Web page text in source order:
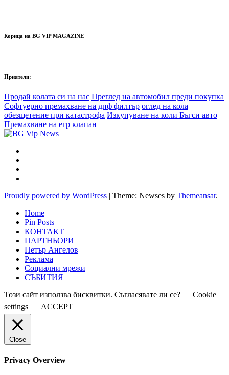
Корица на BG VIP MAGAZINE
Приятели:
Продай колата си на нас Преглед на автомобил преди покупка
Софтуерно премахване на дпф филтър оглед на кола
обезщетение при катастрофа Изкупуване на коли Бъгси авто
Премахване на егр клапан
Proudly powered by WordPress | Theme: Newses by Themeansar.
Home
Pin Posts
КОНТАКТ
ПАРТНЬОРИ
Петър Ангелов
Реклама
Социални мрежи
СЪБИТИЯ
Този сайт използва бисквитки. Съгласявате ли се?
Cookie
settings
ACCEPT
Close
Privacy Overview